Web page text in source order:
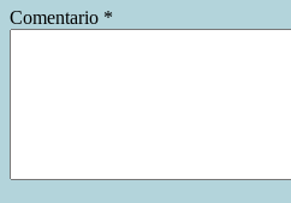
Comentario *